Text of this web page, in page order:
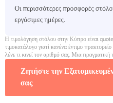
Οι περισσότερες προσφορές
εργάσιμες ημέρες.
Η τιμολόγηση στόλου στην Κύπρο είναι
τιμοκατάλογο γιατί κανένα έντιμο
λένε τι κινεί τον αριθμό σας. Μια
Ζητήστε την
σας